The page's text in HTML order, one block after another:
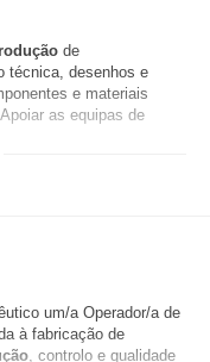
de
técnica, desenhos e
e materiais
as equipas de
um/a Operador/a de
à fabricação de
, controlo e qualidade